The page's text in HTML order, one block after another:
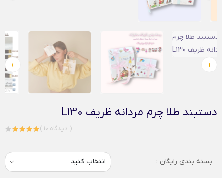
‹
›
دستبند طلا چرم مردانه ظریف L130
( 10 دیدگاه )
بسته بندی رایگان :